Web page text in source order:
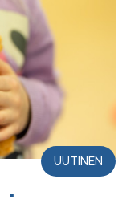
UUTINEN